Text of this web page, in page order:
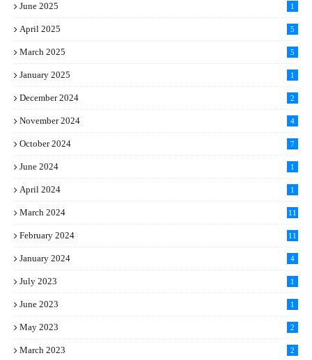
June 2025 1
April 2025 5
March 2025 5
January 2025 1
December 2024 2
November 2024 4
October 2024 7
June 2024 1
April 2024 1
March 2024
11
February 2024
11
January 2024 4
July 2023 1
June 2023 1
May 2023 2
March 2023 2